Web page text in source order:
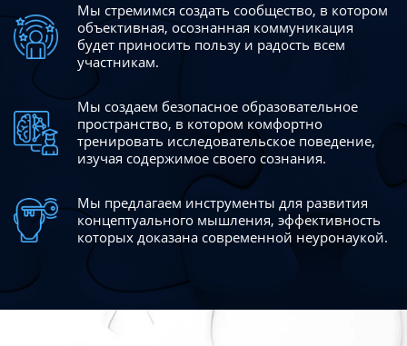
Мы стремимся создать сообщество, в котором
объективная, осознанная коммуникация
будет приносить пользу и радость всем
участникам.
Мы создаем безопасное образовательное
пространство, в котором комфортно
тренировать исследовательское поведение,
изучая содержимое своего сознания.
Мы предлагаем инструменты для развития
концептуального мышления, эффективность
которых доказана современной неуронаукой.